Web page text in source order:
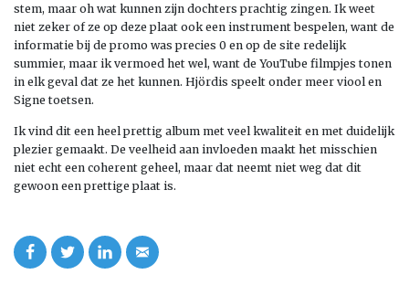
stem, maar oh wat kunnen zijn dochters prachtig zingen. Ik weet
niet zeker of ze op deze plaat ook een instrument bespelen, want de
informatie bij de promo was precies 0 en op de site redelijk
summier, maar ik vermoed het wel, want de YouTube filmpjes tonen
in elk geval dat ze het kunnen. Hjördis speelt onder meer viool en
Signe toetsen.
Ik vind dit een heel prettig album met veel kwaliteit en met duidelijk
plezier gemaakt. De veelheid aan invloeden maakt het misschien
niet echt een coherent geheel, maar dat neemt niet weg dat dit
gewoon een prettige plaat is.